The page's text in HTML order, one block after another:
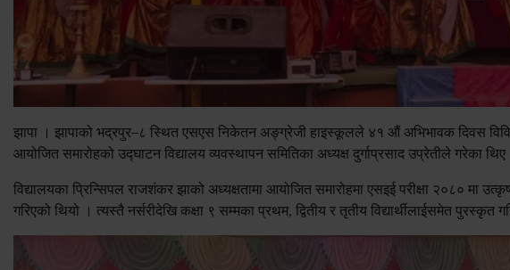
झापा । झापाको भद्रपुर–८ स्थित एसएस निकेतन अङ्ग्रेजी हाइस्कूलले ४१ औं अभिभावक दिवस विविध
आयोजित समारोहको उद्घाटन विद्यालय व्यवस्थापन समितिका अध्यक्ष दुर्गाप्रसाद उप्रेतीले गरेका थिए
विद्यालयका प्रिन्सिपल राजशंकर झाको अध्यक्षतामा आयोजित समारोहमा एसइई परीक्षा २०८० मा
गरिएको थियो । त्यस्तै नर्सरीदेखि कक्षा ९ सम्मका प्रथम, द्वितीय र तृतीय विद्यार्थीलाईसमेत पुरस्कृत